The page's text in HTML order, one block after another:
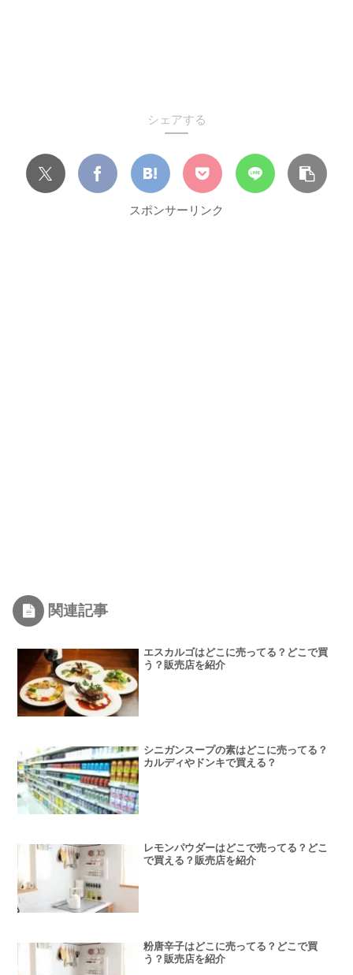
シェアする
スポンサーリンク
関連記事
エスカルゴはどこに売ってる？どこで買
う？販売店を紹介
シニガンスープの素はどこに売ってる？
カルディやドンキで買える？
レモンパウダーはどこで売ってる？どこ
で買える？販売店を紹介
粉唐辛子はどこに売ってる？どこで買
う？販売店を紹介